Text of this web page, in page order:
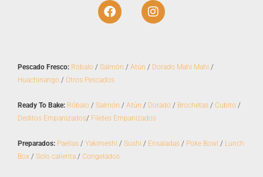
F
a
o
o
I
n
g
Pescado Fresco: Róbalo / Salmón / Atún / Dorado Mahi Mahi /
Huachinango / Otros Pescados
Ready To Bake: Róbalo / Salmón / Atún / Dorado / Brochetas / Cubito /
Deditos Empanizados/ Filetes Empanizados
Preparados: Paellas / Yakimeshi / Sushi / Ensaladas / Poke Bowl / Lunch
Box / Solo calienta / Congelados